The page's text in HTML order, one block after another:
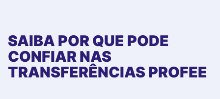
SAIBA POR QUE PODE
CONFIAR NAS
TRANSFERÊNCIAS PROFEE